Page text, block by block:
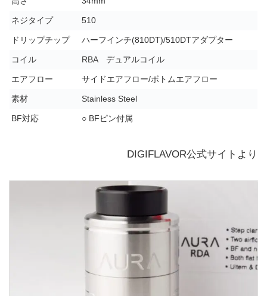
ネジタイプ 510
ドリップチップ ハーフインチ(810DT)/510DTアダプター
コイル RBA デュアルコイル
エアフロー サイドエアフロー/ボトムエアフロー
素材 Stainless Steel
BF対応 ○ BFピン付属
DIGIFLAVOR公式サイトより